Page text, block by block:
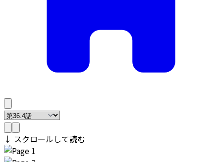
↓ スクロールして読む